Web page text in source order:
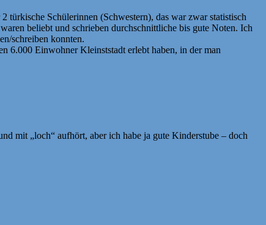
Schülerinnen (Schwestern), das war zwar statistisch
beliebt und schrieben durchschnittliche bis gute Noten. Ich
schreiben konnten.
6.000 Einwohner Kleinststadt erlebt haben, in der man
mit „loch“ aufhört, aber ich habe ja gute Kinderstube – doch